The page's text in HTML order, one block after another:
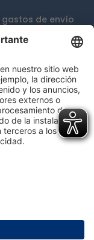
gastos de envío
a